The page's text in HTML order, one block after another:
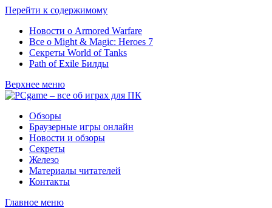
Перейти к содержимому
Новости о Armored Warfare
Все о Might & Magic: Heroes 7
Секреты World of Tanks
Path of Exile Билды
Верхнее меню
Обзоры
Браузерные игры онлайн
Новости и обзоры
Секреты
Железо
Материалы читателей
Контакты
Главное меню